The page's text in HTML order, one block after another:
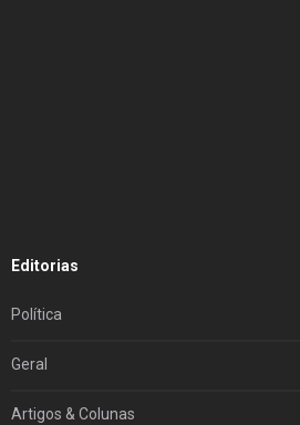
Editorias
Política
Geral
Artigos & Colunas